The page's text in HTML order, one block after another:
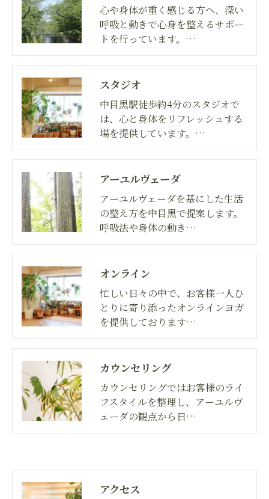
心や身体が重く感じる方へ、深い
呼吸と動きで心身を整えるサポー
トを行っています。…
スタジオ
中目黒駅徒歩約4分のスタジオで
は、心と身体をリフレッシュする
場を提供しています。…
アーユルヴェーダ
アーユルヴェーダを基にした生活
の整え方を中目黒で提案します。
呼吸法や身体の動き…
オンライン
忙しい日々の中で、お客様一人ひ
とりに寄り添ったオンラインヨガ
を提供しております…
カウンセリング
カウンセリングではお客様のライ
フスタイルを整理し、アーユルヴ
ェーダの観点から日…
アクセス